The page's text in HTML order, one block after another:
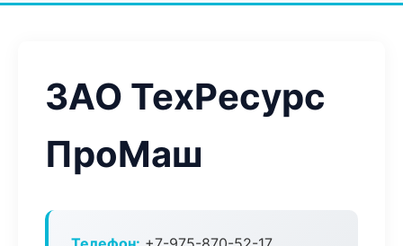
ЗАО ТехРесурс
ПроМаш